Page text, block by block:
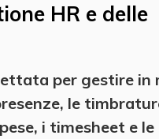
HR e delle
per gestire in
le
i timesheet e le